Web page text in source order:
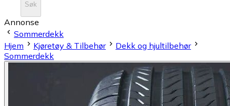
Søk
Annonse
Sommerdekk
Hjem
Kjøretøy & Tilbehør
Dekk og hjultilbehør
Sommerdekk